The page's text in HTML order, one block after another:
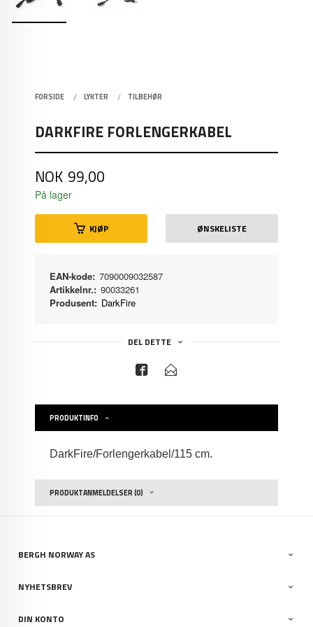
FORSIDE LYKTER TILBEHØR
DARKFIRE FORLENGERKABEL
Pris
NOK 99,00
På lager
KJØP ØNSKELISTE
EAN-kode: 7090009032587
Artikkelnr.: 90033261
Produsent: DarkFire
DEL DETTE
PRODUKTINFO
DarkFire/Forlengerkabel/115 cm.
PRODUKTANMELDELSER (0)
BERGH NORWAY AS
NYHETSBREV
DIN KONTO